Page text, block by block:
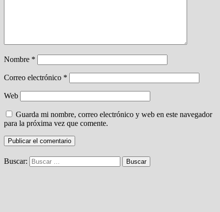
Nombre *
Correo electrónico *
Web
Guarda mi nombre, correo electrónico y web en este navegador
para la próxima vez que comente.
Buscar: